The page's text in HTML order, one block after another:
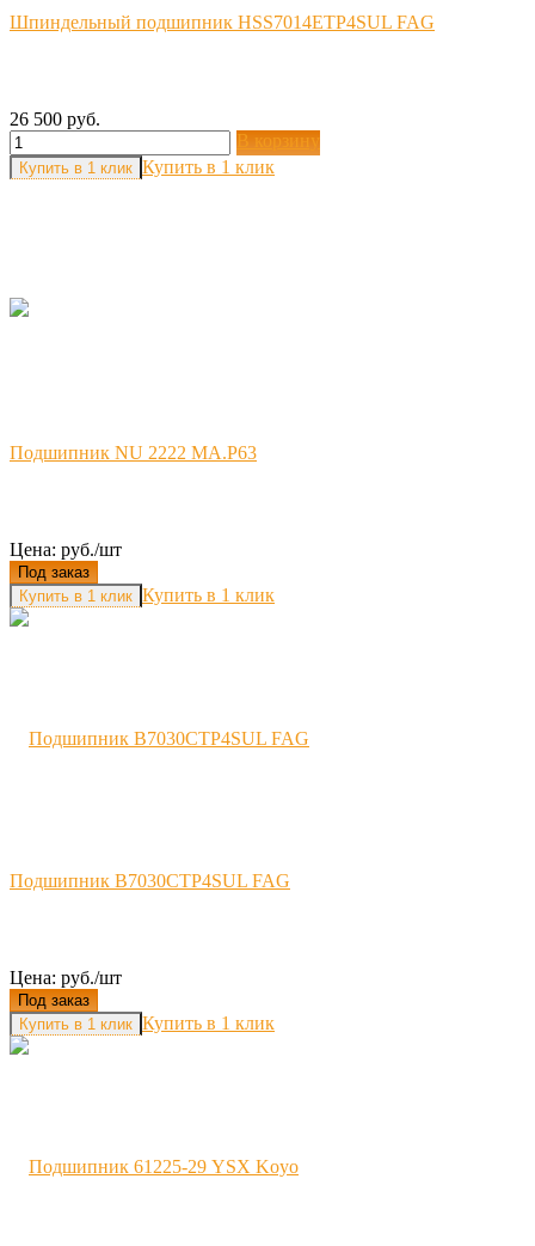
Шпиндельный подшипник HSS7014ETP4SUL FAG
26 500 руб.
В корзину
Купить в 1 клик
Подшипник NU 2222 MA.P63
Цена: руб./шт
Под заказ
Купить в 1 клик
Подшипник B7030CTP4SUL FAG
Цена: руб./шт
Под заказ
Купить в 1 клик